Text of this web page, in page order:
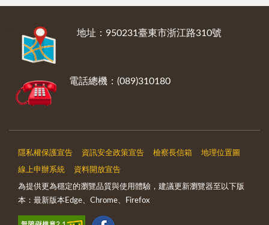
地址：950231臺東市浙江路310號
電話總機：(089)310180
隱私權保護宣告 資訊安全政策宣告 檢察長信箱 地理位置圖
線上申辦系統 資料開放宣告
為提供更為穩定的瀏覽品質與使用體驗，建議更新瀏覽器至以下版
本：最新版本Edge、Chrome、Firefox